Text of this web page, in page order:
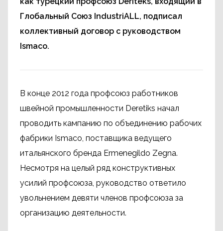
Глобальный Союз IndustriALL, подписал
коллективный договор с руководством
Ismaco.
В конце 2012 года профсоюз работников
швейной промышленности Deretiks начал
проводить кампанию по объединению рабочих
фабрики Ismaco, поставщика ведущего
итальянского бренда Ermenegildo Zegna.
Несмотря на целый ряд конструктивных
усилий профсоюза, руководство ответило
увольнением девяти членов профсоюза за
организацию деятельности.